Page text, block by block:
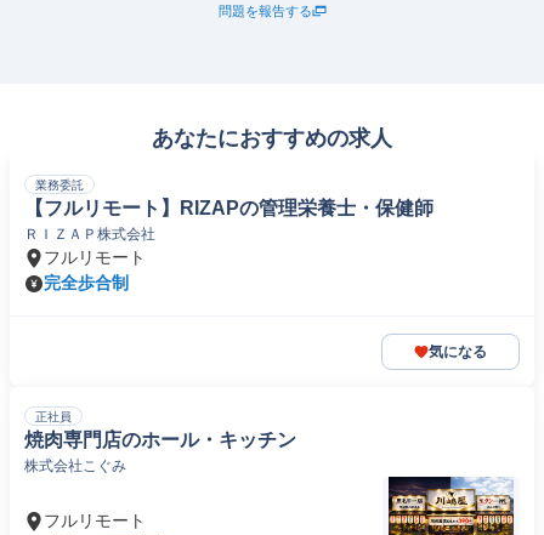
問題を報告する
あなたにおすすめの求人
業務委託
【フルリモート】RIZAPの管理栄養士・保健師
ＲＩＺＡＰ株式会社
フルリモート
完全歩合制
気になる
正社員
焼肉専門店のホール・キッチン
株式会社こぐみ
フルリモート